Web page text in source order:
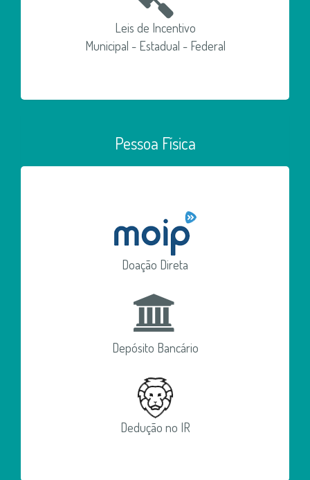
Leis de Incentivo
Municipal - Estadual - Federal
Pessoa Física
Doação Direta
Depósito Bancário
Dedução no IR